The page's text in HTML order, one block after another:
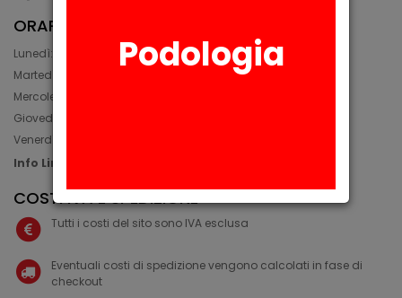
ORARIO
Lunedì: 08:30 - 12:30, 14:00 - 17:45
Martedì: 08:30 - 12:30, 14:00 - 17:00
Mercoledì: 08:30 - 12:30, 14:00 - 17:00
Giovedì: 09:30 - 12:30, 14:00 - 17:00
Venerdì: 08:30 - 12:30, 14:00 - 17:00
Info Line: +39 02 93581452
COSTI IVA E SPEDIZIONE
Tutti i costi del sito sono IVA esclusa
Eventuali costi di spedizione vengono calcolati in fase di
checkout
Podologia